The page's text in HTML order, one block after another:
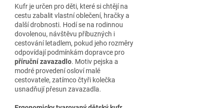
Kufr je určen pro děti, které si chtějí na
cestu zabalit vlastní oblečení, hračky a
další drobnosti. Hodí se na rodinnou
dovolenou, návštěvu příbuzných i
cestování letadlem, pokud jeho rozměry
odpovídají podmínkám dopravce pro
příruční zavazadlo. Motiv pejska a
modré provedení osloví malé
cestovatele, zatímco čtyři kolečka
usnadňují přesun zavazadla.